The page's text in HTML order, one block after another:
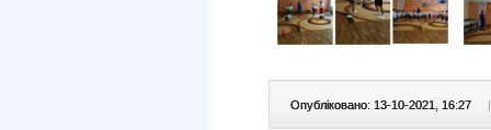
Опубліковано: 13-10-2021, 16:27 |